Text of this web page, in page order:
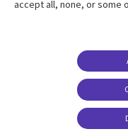
Library
REPUBLIC
Articles
accept all, none, or some